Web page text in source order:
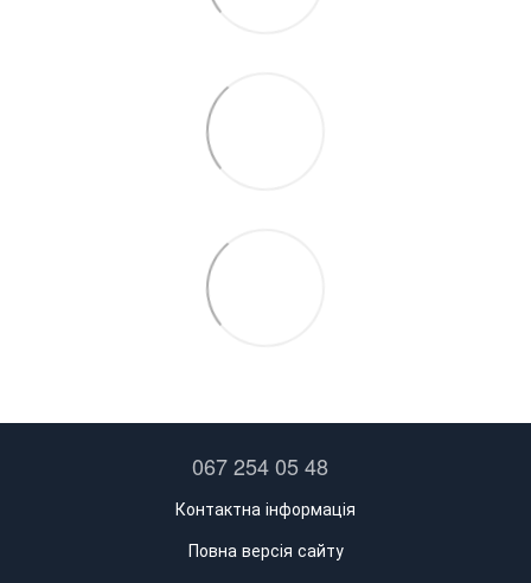
067 254 05 48
Контактна інформація
Повна версія сайту